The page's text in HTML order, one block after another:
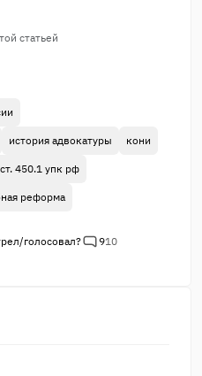
статьей
история адвокатуры кони
ст. 450.1 упк рф
реформа
голосовал? 910